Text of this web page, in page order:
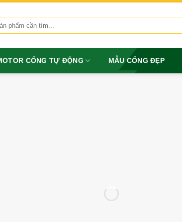
CỔNG TỰ ĐỘNG MẪU CỔNG ĐẸP